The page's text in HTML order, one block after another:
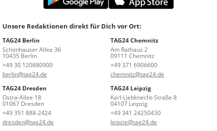
Unsere Redaktionen direkt für Dich vor Ort:
TAG24 Berlin
Schönhauser Allee 36
10435 Berlin
+49 30 120880900
berlin@tag24.de
TAG24 Chemnitz
Am Rathaus 2
09111 Chemnitz
+49 371 6906600
chemnitz@tag24.de
TAG24 Dresden
Ostra-Allee 18
01067 Dresden
+49 351 888-2424
dresden@tag24.de
TAG24 Leipzig
Karl-Liebknecht-Straße 8
04107 Leipzig
+49 341 24250430
leipzig@tag24.de